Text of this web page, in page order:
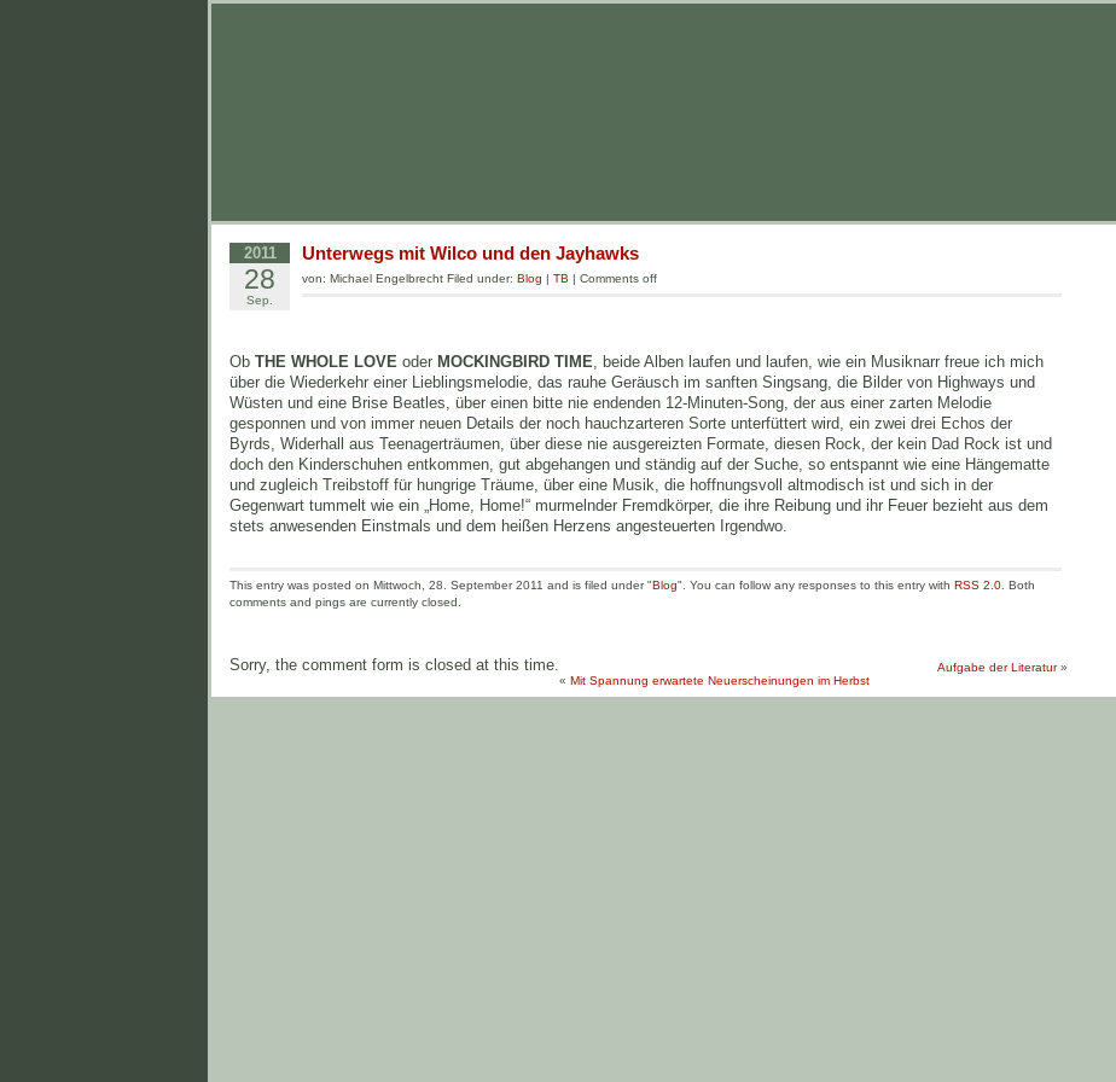
2011
28
Sep.
Unterwegs mit Wilco und den Jayhawks
von: Michael Engelbrecht Filed under: Blog | TB | Comments off
Ob THE WHOLE LOVE oder MOCKINGBIRD TIME, beide Alben laufen und laufen, wie ein Musiknarr freue ich mich
über die Wiederkehr einer Lieblingsmelodie, das rauhe Geräusch im sanften Singsang, die Bilder von Highways und
Wüsten und eine Brise Beatles, über einen bitte nie endenden 12-Minuten-Song, der aus einer zarten Melodie
gesponnen und von immer neuen Details der noch hauchzarteren Sorte unterfüttert wird, ein zwei drei Echos der
Byrds, Widerhall aus Teenagerträumen, über diese nie ausgereizten Formate, diesen Rock, der kein Dad Rock ist und
doch den Kinderschuhen entkommen, gut abgehangen und ständig auf der Suche, so entspannt wie eine Hängematte
und zugleich Treibstoff für hungrige Träume, über eine Musik, die hoffnungsvoll altmodisch ist und sich in der
Gegenwart tummelt wie ein „Home, Home!“ murmelnder Fremdkörper, die ihre Reibung und ihr Feuer bezieht aus dem
stets anwesenden Einstmals und dem heißen Herzens angesteuerten Irgendwo.
This entry was posted on Mittwoch, 28. September 2011 and is filed under "Blog". You can follow any responses to this entry with RSS 2.0. Both
comments and pings are currently closed.
Sorry, the comment form is closed at this time. Aufgabe der Literatur»
« Mit Spannung erwartete Neuerscheinungen im Herbst